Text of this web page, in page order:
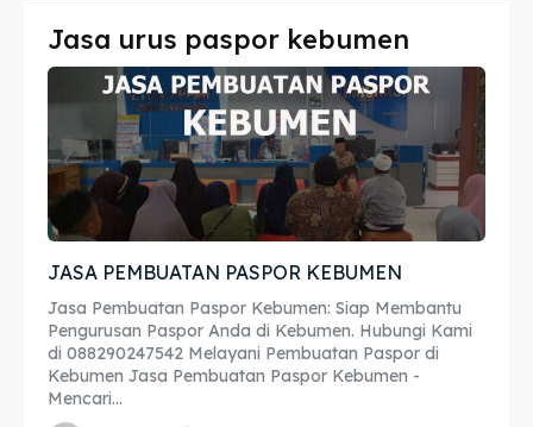
Imta
Legalisir
Apostille
Penerjemah
Asuransi
Blog
Imta
Legalisir
Apostille
Penerjemah
Asuransi
Blog
Jasa urus paspor kebumen
JASA PEMBUATAN PASPOR KEBUMEN
Jasa Pembuatan Paspor Kebumen: Siap Membantu
Pengurusan Paspor Anda di Kebumen. Hubungi Kami
di 088290247542 Melayani Pembuatan Paspor di
Kebumen Jasa Pembuatan Paspor Kebumen -
Mencari...